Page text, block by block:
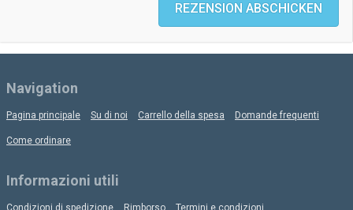
REZENSION ABSCHICKEN
Navigation
Pagina principale Su di noi Carrello della spesa Domande frequenti
Come ordinare
Informazioni utili
Condizioni di spedizione Rimborso Termini e condizioni